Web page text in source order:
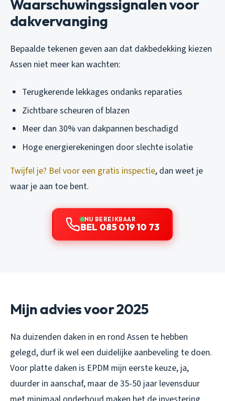
Waarschuwingssignalen voor
dakvervanging
Bepaalde tekenen geven aan dat dakbedekking kiezen
Assen niet meer kan wachten:
Terugkerende lekkages ondanks reparaties
Zichtbare scheuren of blazen
Meer dan 30% van dakpannen beschadigd
Hoge energierekeningen door slechte isolatie
Twijfel je? Bel voor een gratis inspectie, dan weet je
waar je aan toe bent.
NU BEREIKBAAR
BEL 085 019 10 73
Mijn advies voor 2025
Na duizenden daken in en rond Assen te hebben
gelegd, durf ik wel een duidelijke aanbeveling te doen.
Voor platte daken is EPDM mijn eerste keuze, ja,
duurder in aanschaf, maar de 35-50 jaar levensduur